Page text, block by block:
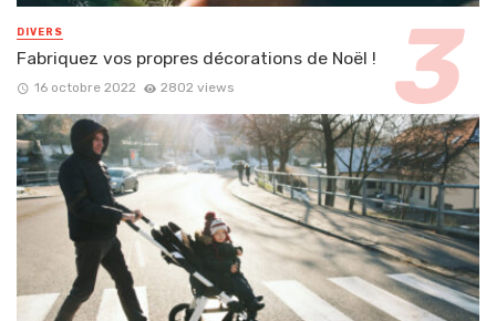
DIVERS
Fabriquez vos propres décorations de Noël !
16 octobre 2022 2802 views